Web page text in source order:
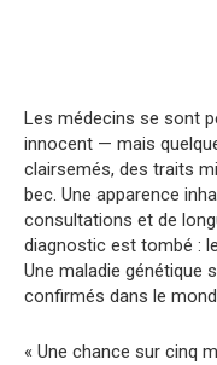
Les médecins se sont
innocent — mais
clairsemés, des traits
bec. Une apparence
consultations et de
diagnostic est tombé :
Une maladie génétique
confirmés dans le
« Une chance sur cinq